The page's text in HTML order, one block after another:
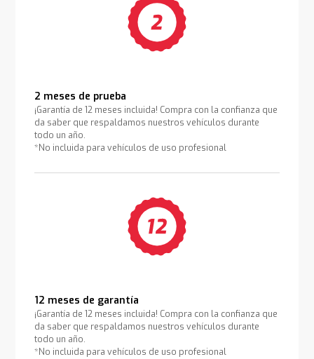
2 meses de prueba
¡Garantía de 12 meses incluida! Compra con la confianza que
da saber que respaldamos nuestros vehículos durante
todo un año.
*No incluida para vehículos de uso profesional
12 meses de garantía
¡Garantía de 12 meses incluida! Compra con la confianza que
da saber que respaldamos nuestros vehículos durante
todo un año.
*No incluida para vehículos de uso profesional